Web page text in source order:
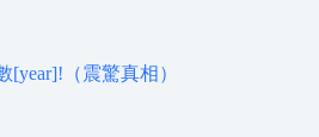
[year]!（震驚真相）